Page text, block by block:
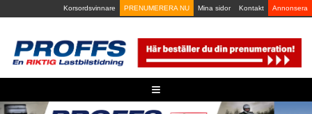
to
Korsordsvinnare PRENUMERERA NU Mina sidor Kontakt Annonsera
≡